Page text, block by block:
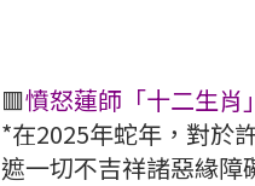
🟥憤怒蓮師「十二生肖
*在2025年蛇年，對於
遮一切不吉祥諸惡緣障